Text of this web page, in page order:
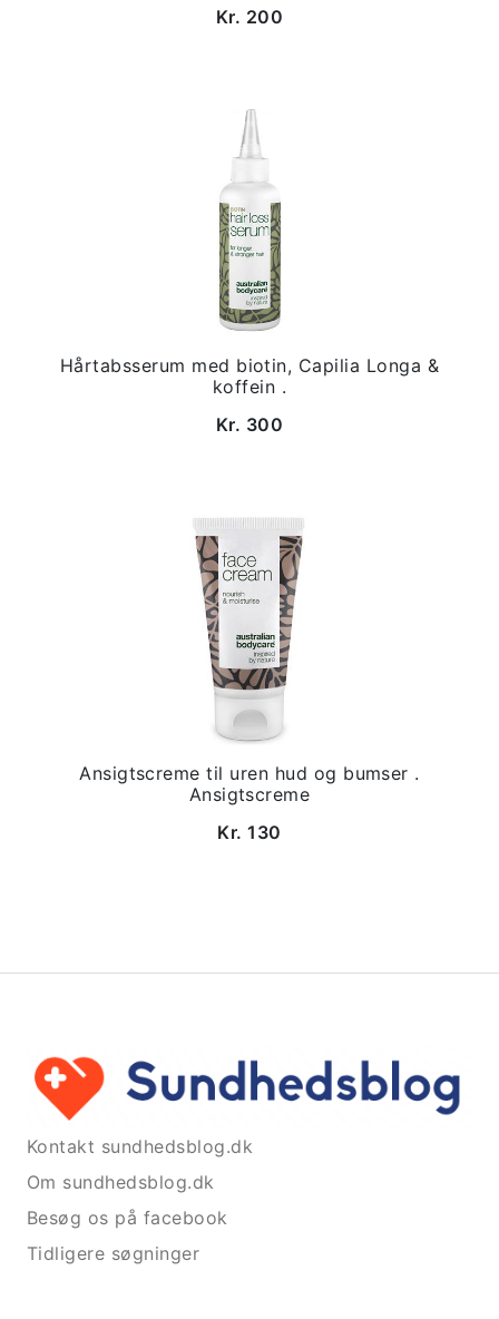
Kr. 200
Hårtabsserum med biotin, Capilia Longa &
koffein .
Kr. 300
Ansigtscreme til uren hud og bumser .
Ansigtscreme
Kr. 130
Kontakt sundhedsblog.dk
Om sundhedsblog.dk
Besøg os på facebook
Tidligere søgninger